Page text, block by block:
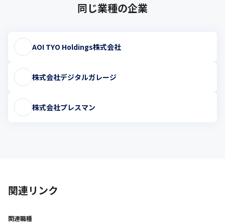
同じ業種の企業
AOI TYO Holdings株式会社
株式会社デジタルガレージ
株式会社プレスマン
関連リンク
関連職種